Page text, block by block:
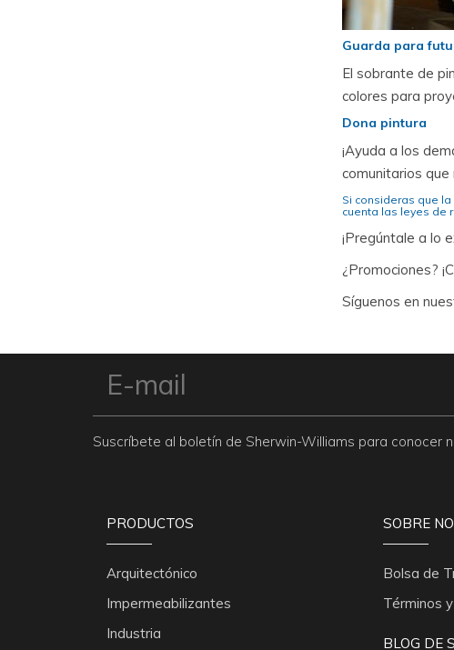
Guarda para
El sobrante de
colores para
Dona pintura
¡Ayuda a los
comunitarios que
Si consideras que
cuenta las leyes de
¡Pregúntale a lo
¿Promociones?
Síguenos en
Suscríbete al boletín de Sherwin-Williams para conocer
PRODUCTOS
Arquitectónico
Impermeabilizantes
Industria
SOBRE
Bolsa de
Términos
BLOG DE